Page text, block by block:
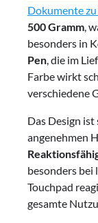
Dokumente
500 Gramm,
besonders in
Pen, die im
Farbe wirkt
verschiedene
Das Design
angenehmen
besonders bei
Touchpad
gesamte